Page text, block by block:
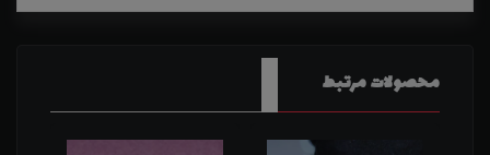
محصولات مرتبط